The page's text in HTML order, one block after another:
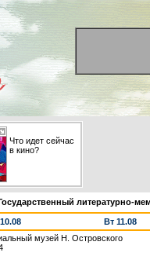
Что идет сейчас
в кино?
литературно-
Вт 11.08
музей Н. Островского